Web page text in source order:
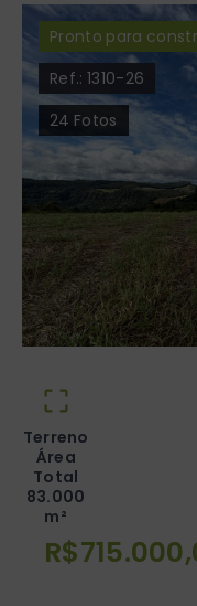
Pronto para
Ref.:1310-26
24 Fotos
Terreno
Área
Total
83.000
m²